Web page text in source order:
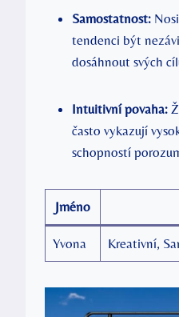
Samostatnost:
tendenci být
dosáhnout svých
Intuitivní povaha:
často vykazují
schopností
Jméno
Yvona Kreativní,